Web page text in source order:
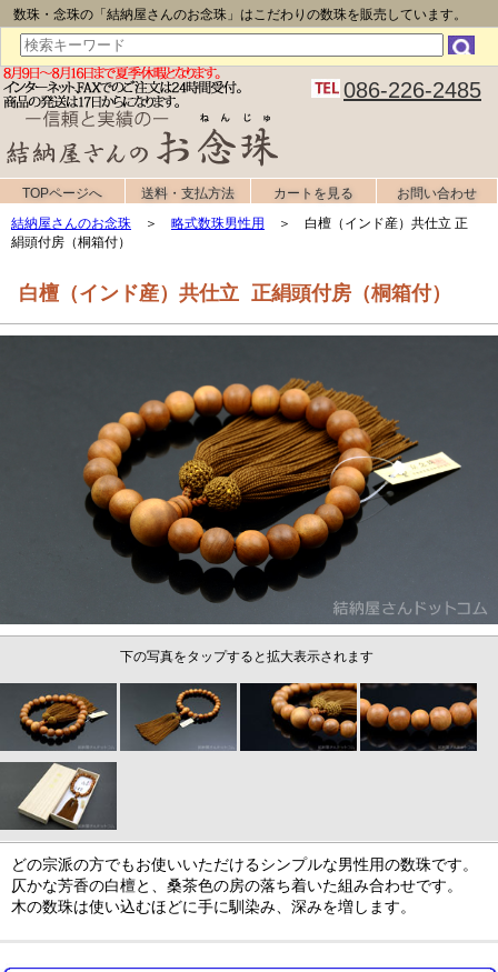
数珠・念珠の「結納屋さんのお念珠」はこだわりの数珠を販売しています。
086-226-2485
TOPページへ 送料・支払方法 カートを見る
お問い合わせ
結納屋さんのお念珠 ＞ 略式数珠男性用
＞ 白檀（インド産）共仕立 正
絹頭付房（桐箱付）
白檀（インド産）共仕立 正絹頭付房（桐箱付）
下の写真をタップすると拡大表示されます
どの宗派の方でもお使いいただけるシンプルな男性用の数珠です。
仄かな芳香の白檀と、桑茶色の房の落ち着いた組み合わせです。
木の数珠は使い込むほどに手に馴染み、深みを増します。